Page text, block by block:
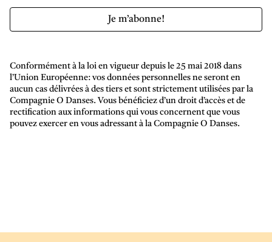
Je m’abonne!
Conformément à la loi en vigueur depuis le 25 mai 2018 dans
l’Union Européenne: vos données personnelles ne seront en
aucun cas délivrées à des tiers et sont strictement utilisées par la
Compagnie O Danses. Vous bénéficiez d’un droit d’accès et de
rectification aux informations qui vous concernent que vous
pouvez exercer en vous adressant à la Compagnie O Danses.